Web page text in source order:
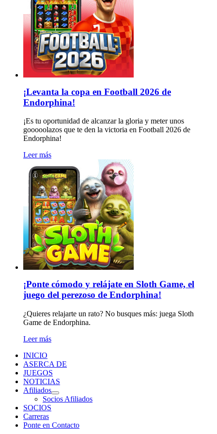
¡Levanta la copa en Football 2026 de
Endorphina!
¡Es tu oportunidad de alcanzar la gloria y meter unos
gooooolazos que te den la victoria en Football 2026 de
Endorphina!
Leer más
¡Ponte cómodo y relájate en Sloth Game, el
juego del perezoso de Endorphina!
¿Quieres relajarte un rato? No busques más: juega Sloth
Game de Endorphina.
Leer más
INICIO
ASERCA DE
JUEGOS
NOTICIAS
Afiliados
Socios Afiliados
SOCIOS
Carreras
Ponte en Contacto